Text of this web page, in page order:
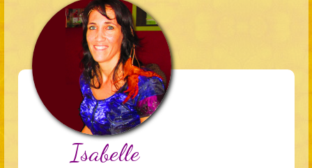
Isabelle